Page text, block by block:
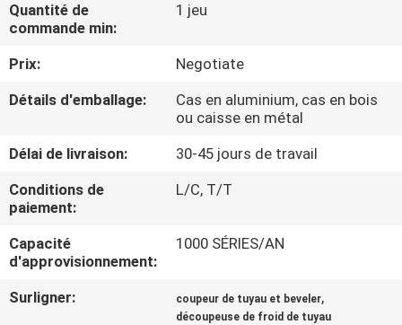
CONTRÔLE
DE
QUALITÉ
PLAN
DU
SITE
POLITIQUE
EN
Quantité de
commande min:
1 jeu
Prix:
Negotiate
Détails d'emballage:
Cas en aluminium, cas en bois
ou caisse en métal
Délai de livraison:
30-45 jours de travail
Conditions de
paiement:
L/C, T/T
Capacité
d'approvisionnement:
1000 SÉRIES/AN
Surligner: coupeur de tuyau et beveler,
découpeuse de froid de tuyau